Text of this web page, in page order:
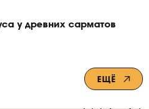
у древних сарматов
ЕЩЁ